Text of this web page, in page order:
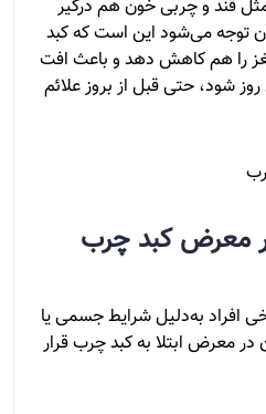
قند و چربی خون هم درگیر
توجه می‌شود این است که کبد
را هم کاهش دهد و باعث افت
شود، حتی قبل از بروز علائم
معرض کبد چرب
افراد به‌دلیل شرایط جسمی یا
معرض ابتلا به کبد چرب قرار